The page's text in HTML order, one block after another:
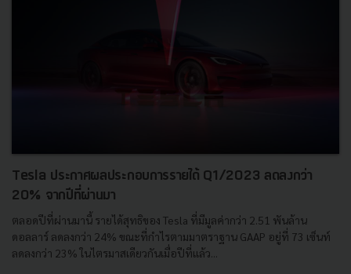
Tesla ประกาศผลประกอบการรายได้ Q1/2023 ลดลงกว่า
20% จากปีที่ผ่านมา
ตลอดปีที่ผ่านมานี้ รายได้สุทธิของ Tesla ที่มีมูลค่ากว่า 2.51 พันล้าน
ดอลลาร์ ลดลงกว่า 24% ขณะที่กำไรตามมาตราฐาน GAAP อยู่ที่ 73 เซ็นท์
ลดลงกว่า 23% ในไตรมาสเดียวกันเมื่อปีที่แล้ว...